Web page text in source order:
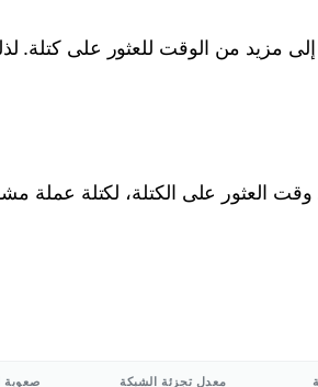
مزيد من الوقت للعثور على كتلة.
العثور على الكتلة، لكتلة عملة
معدل تجزئة الشبكة صعوبة